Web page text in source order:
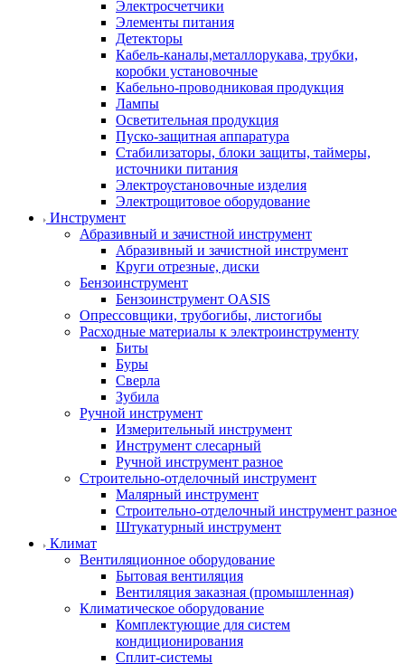
Электросчетчики
Элементы питания
Детекторы
Кабель-каналы,металлорукава, трубки,
коробки установочные
Кабельно-проводниковая продукция
Лампы
Осветительная продукция
Пуско-защитная аппаратура
Стабилизаторы, блоки защиты, таймеры,
источники питания
Электроустановочные изделия
Электрощитовое оборудование
Инструмент
Абразивный и зачистной инструмент
Абразивный и зачистной инструмент
Круги отрезные, диски
Бензоинструмент
Бензоинструмент OASIS
Опрессовщики, трубогибы, листогибы
Расходные материалы к электроинструменту
Биты
Буры
Сверла
Зубила
Ручной инструмент
Измерительный инструмент
Инструмент слесарный
Ручной инструмент разное
Строительно-отделочный инструмент
Малярный инструмент
Строительно-отделочный инструмент разное
Штукатурный инструмент
Климат
Вентиляционное оборудование
Бытовая вентиляция
Вентиляция заказная (промышленная)
Климатическое оборудование
Комплектующие для систем
кондиционирования
Сплит-системы